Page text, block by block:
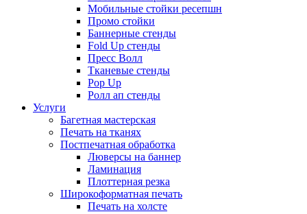
Мобильные стойки ресепшн
Промо стойки
Баннерные стенды
Fold Up стенды
Пресс Волл
Тканевые стенды
Pop Up
Ролл ап стенды
Услуги
Багетная мастерская
Печать на тканях
Постпечатная обработка
Люверсы на баннер
Ламинация
Плоттерная резка
Широкоформатная печать
Печать на холсте